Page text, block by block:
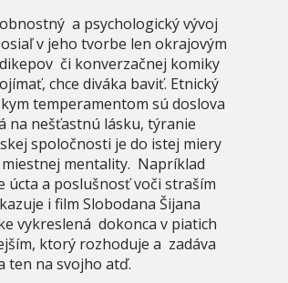
a psychologický vývoj
v jeho tvorbe len okrajovým
či konverzačnej komiky
chce diváka baviť. Etnický
temperamentom sú doslova
na nešťastnú lásku, týranie
spoločnosti je do istej miery
mentality. Napríklad
úcta a poslušnosť voči straším
i film Slobodana Šijana
vykreslená dokonca v piatich
ktorý rozhoduje a zadáva
ten na svojho atď.